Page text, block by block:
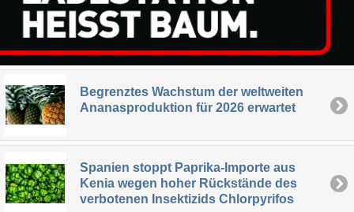
Begrenztes Wachstum der weltweiten
Ananasproduktion für 2026 erwartet
Spanien stoppt Paprika-Importe aus
Kenia wegen hoher Rückstände des
verbotenen Insektizids Chlorpyrifos